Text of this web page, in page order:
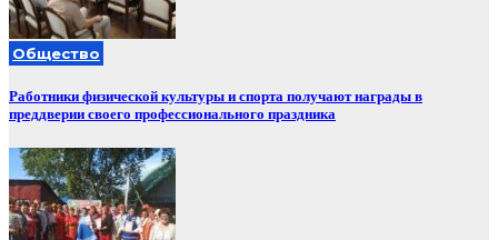
Общество
Работники физической культуры и спорта получают награды в
преддверии своего профессионального праздника